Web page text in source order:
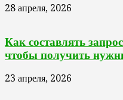
28 апреля, 2026
Как составлять
чтобы получить
23 апреля, 2026